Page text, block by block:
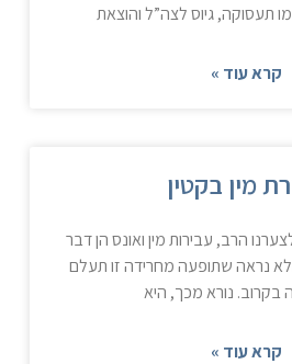
תעסוקה, גיוס לצה”ל והוצאת
קרא עוד »
מין בקטין
הרב, עבירות מין ואונס הן דבר
נראה שתופעה מחרידה זו תעלם
בקרוב. נורא מכך, היא
קרא עוד »